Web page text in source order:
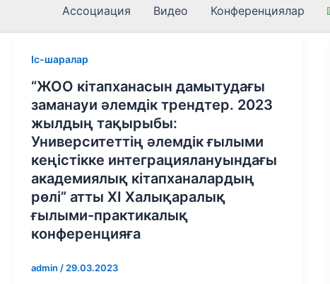
Ассоциация Видео Конференциялар
Іс-шаралар
“ЖОО кітапханасын дамытудағы
заманауи әлемдік трендтер. 2023
жылдың тақырыбы:
Университеттің әлемдік ғылыми
кеңістікке интеграциялануындағы
академиялық кітапханалардың
рөлі” атты ХІ Халықаралық
ғылыми-практикалық
конференцияға
admin / 29.03.2023